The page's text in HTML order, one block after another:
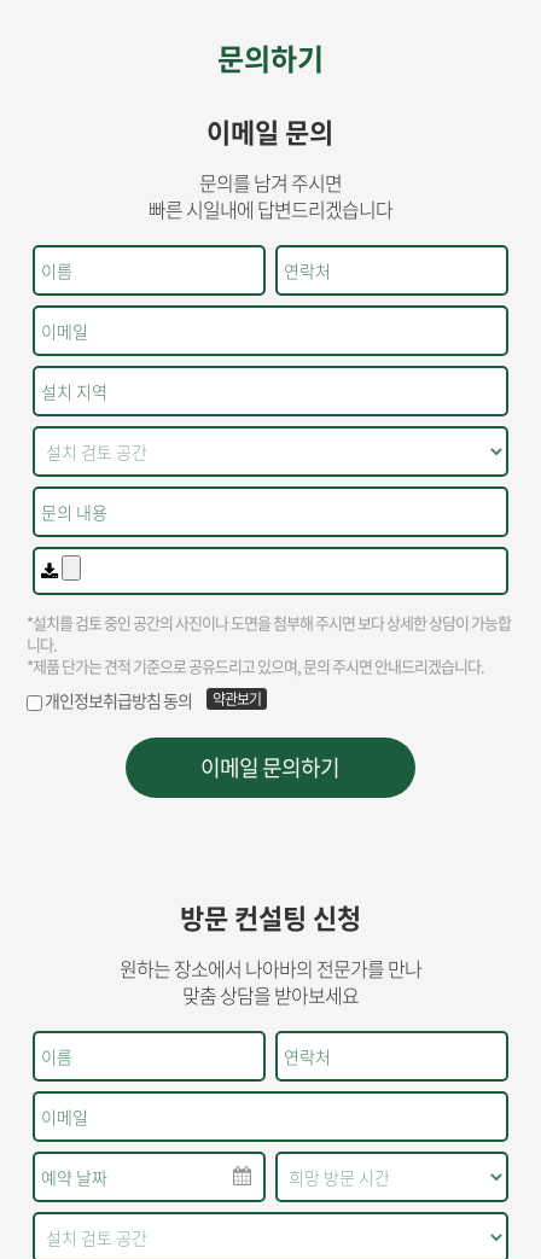
문의하기
이메일 문의
문의를 남겨 주시면
빠른 시일내에 답변드리겠습니다
방문 컨설팅 신청
원하는 장소에서 나아바의 전문가를 만나
맞춤 상담을 받아보세요